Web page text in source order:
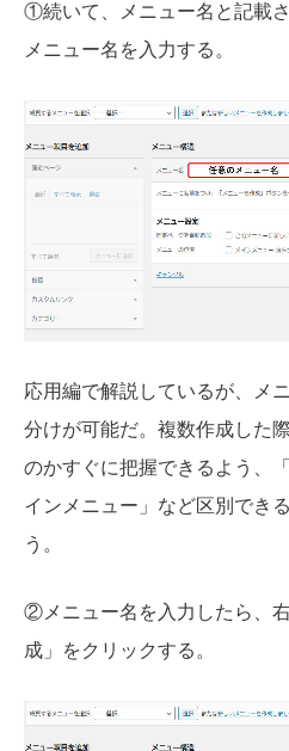
①続いて、メニュー名と記載
メニュー名を入力する。
応用編で解説しているが、メ
分けが可能だ。複数作成した
のかすぐに把握できるよう、
インメニュー」など区別でき
う。
②メニュー名を入力したら、
成」をクリックする。